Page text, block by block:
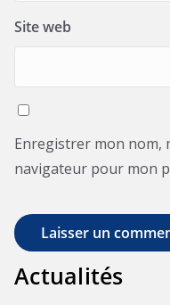
Site web
Enregistrer mon nom,
navigateur pour mon
Actualités